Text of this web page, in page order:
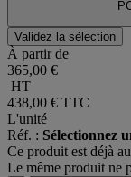
Validez la sélection
À partir de
365,00 €
HT
438,00 € TTC
L'unité
Réf. : Sélectionnez
Ce produit est déjà
Le même produit ne